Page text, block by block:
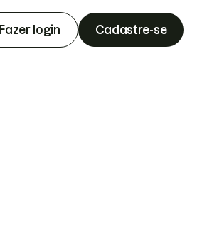
Fazer login Cadastre-se